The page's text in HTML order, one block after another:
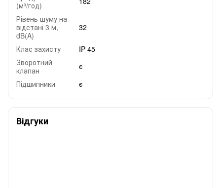
(м³/год)
Рівень шуму на
відстані 3 м,
dB(A)
32
Клас захисту
IP 45
Зворотний
клапан
є
Підшипники
є
Відгуки